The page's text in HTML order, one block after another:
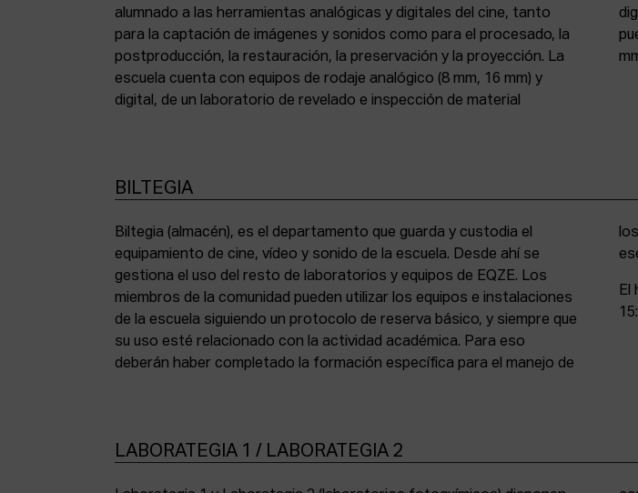
alumnado a las herramientas analógicas y digitales del cine, tanto
para la captación de imágenes y sonidos como para el procesado, la
postproducción, la restauración, la preservación y la proyección. La
escuela cuenta con equipos de rodaje analógico (8 mm, 16 mm) y
digital, de un laboratorio de revelado e inspección de material
digital, de puestos de digitalización de 8 mm, 16 mm y 35 mm, de un
puesto de digitalización de magnético y de un atelier de proyección (8
BILTEGIA
Biltegia (almacén), es el departamento que guarda y custodia el
equipamiento de cine, vídeo y sonido de la escuela. Desde ahí se
gestiona el uso del resto de laboratorios y equipos de EQZE. Los
miembros de la comunidad pueden utilizar los equipos e instalaciones
de la escuela siguiendo un protocolo de reserva básico, y siempre que
su uso esté relacionado con la actividad académica. Para eso
deberán haber completado la formación específica para el manejo de
los equipos y cumplir con la normativa de asistencia y compromiso
El
LABORATEGIA 1 / LABORATEGIA 2